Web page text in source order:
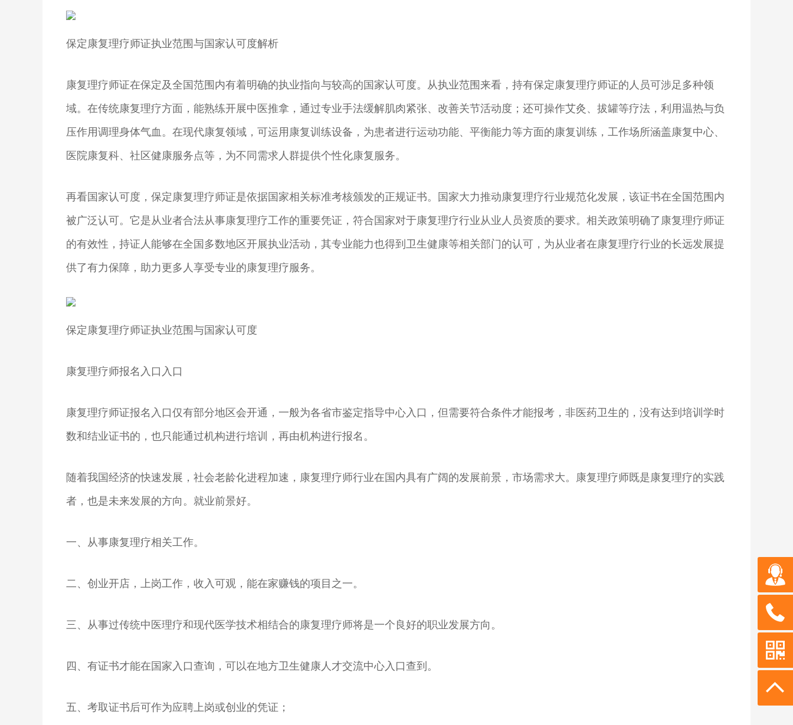
保定康复理疗师证执业范围与国家认可度解析
康复理疗师证在保定及全国范围内有着明确的执业指向与较高的国家认可度。从执业范围来看，持有保定康复理疗师证的人员可涉足多种领
域。在传统康复理疗方面，能熟练开展中医推拿，通过专业手法缓解肌肉紧张、改善关节活动度；还可操作艾灸、拔罐等疗法，利用温热与负
压作用调理身体气血。在现代康复领域，可运用康复训练设备，为患者进行运动功能、平衡能力等方面的康复训练，工作场所涵盖康复中心、
医院康复科、社区健康服务点等，为不同需求人群提供个性化康复服务。
再看国家认可度，保定康复理疗师证是依据国家相关标准考核颁发的正规证书。国家大力推动康复理疗行业规范化发展，该证书在全国范围内
被广泛认可。它是从业者合法从事康复理疗工作的重要凭证，符合国家对于康复理疗行业从业人员资质的要求。相关政策明确了康复理疗师证
的有效性，持证人能够在全国多数地区开展执业活动，其专业能力也得到卫生健康等相关部门的认可，为从业者在康复理疗行业的长远发展提
供了有力保障，助力更多人享受专业的康复理疗服务。
保定康复理疗师证执业范围与国家认可度
康复理疗师报名入口入口
康复理疗师证报名入口仅有部分地区会开通，一般为各省市鉴定指导中心入口，但需要符合条件才能报考，非医药卫生的，没有达到培训学时
数和结业证书的，也只能通过机构进行培训，再由机构进行报名。
随着我国经济的快速发展，社会老龄化进程加速，康复理疗师行业在国内具有广阔的发展前景，市场需求大。康复理疗师既是康复理疗的实践
者，也是未来发展的方向。就业前景好。
一、从事康复理疗相关工作。
二、创业开店，上岗工作，收入可观，能在家赚钱的项目之一。
三、从事过传统中医理疗和现代医学技术相结合的康复理疗师将是一个良好的职业发展方向。
四、有证书才能在国家入口查询，可以在地方卫生健康人才交流中心入口查到。
五、考取证书后可作为应聘上岗或创业的凭证；